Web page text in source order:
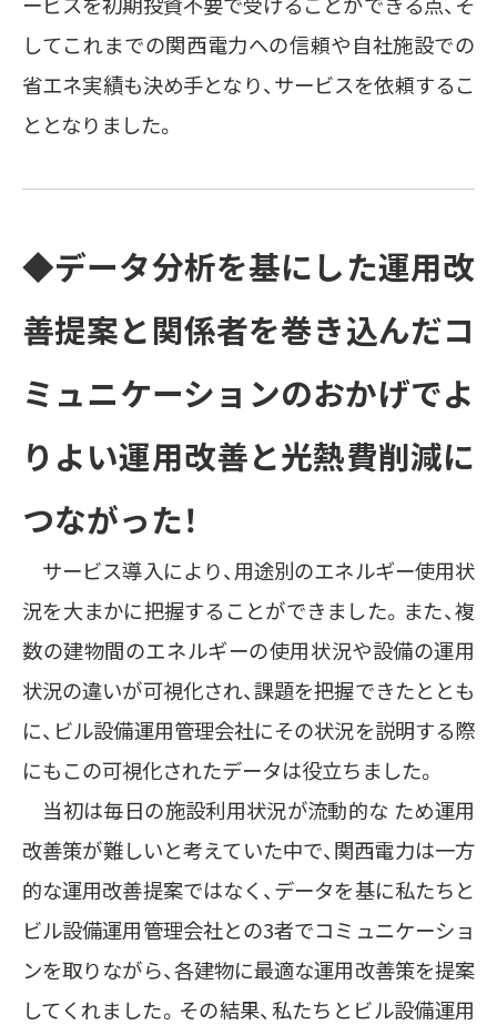
してこれまでの関西電力への信頼や自社施設での
省エネ実績も決め手となり、サービスを依頼するこ
ととなりました。
◆データ分析を基にした運用改
善提案と関係者を巻き込んだコ
ミュニケーションのおかげでよ
りよい運用改善と光熱費削減に
つながった！
サービス導入により、用途別のエネルギー使用状
況を大まかに把握することができました。また、複
数の建物間のエネルギーの使用状況や設備の運用
状況の違いが可視化され、課題を把握できたととも
に、ビル設備運用管理会社にその状況を説明する際
にもこの可視化されたデータは役立ちました。
当初は毎日の施設利用状況が流動的な ため運用
改善策が難しいと考えていた中で、関西電力は一方
的な運用改善提案ではなく、データを基に私たちと
ビル設備運用管理会社との3者でコミュニケーショ
ンを取りながら、各建物に最適な運用改善策を提案
してくれました。その結果、私たちとビル設備運用